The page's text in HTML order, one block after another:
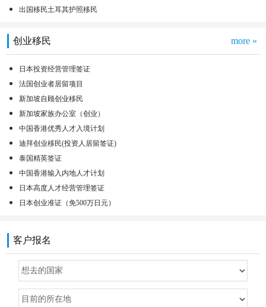
出国移民土耳其护照移民
创业移民 more »
日本投资经营管理签证
法国创业者居留项目
新加坡自顾创业移民
新加坡家族办公室（创业）
中国香港优秀人才入境计划
迪拜创业移民(投资人居留签证)
泰国精英签证
中国香港输入内地人才计划
日本高度人才经营管理签证
日本创业准证（免500万日元）
客户报名